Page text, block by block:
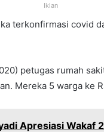
Iklan
terkonfirmasi covid
petugas rumah
Mereka 5 warga ke
Apresiasi Wakaf